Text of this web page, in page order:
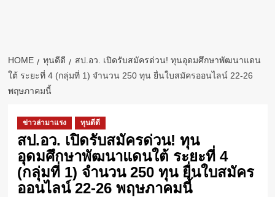
HOME ทุนดีดี
สป.อว. เปิดรับสมัครด่วน! ทุนอุดมศึกษาพัฒนาแดน
ใต้ ระยะที่ 4 (กลุ่มที่ 1) จำนวน 250 ทุน ยื่นใบสมัครออนไลน์ 22-26
พฤษภาคมนี้
ข่าวล่ามาแรง ทุนดีดี
สป.อว. เปิดรับสมัครด่วน! ทุน
อุดมศึกษาพัฒนาแดนใต้ ระยะที่ 4
(กลุ่มที่ 1) จำนวน 250 ทุน ยื่นใบสมัคร
ออนไลน์ 22-26 พฤษภาคมนี้